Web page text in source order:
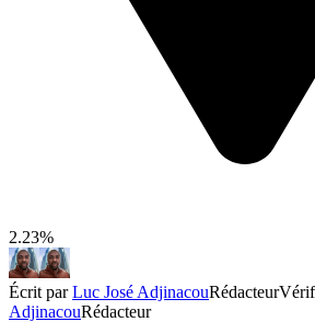
2.23%
Écrit parLuc José AdjinacouRédacteur
AdjinacouRédacteur